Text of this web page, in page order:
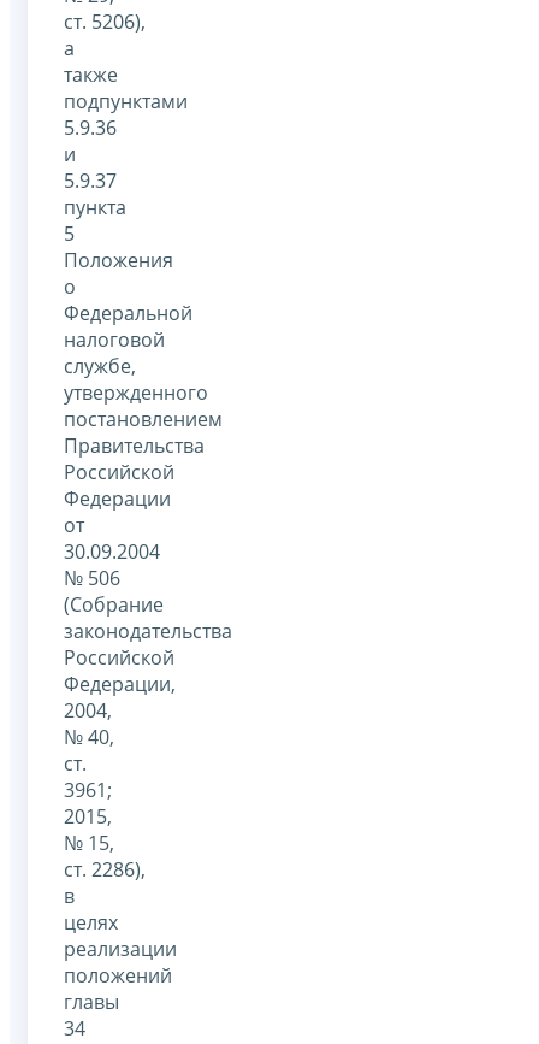
ст. 5206),
а
также
подпунктами
5.9.36
и
5.9.37
пункта
5
Положения
о
Федеральной
налоговой
службе,
утвержденного
постановлением
Правительства
Российской
Федерации
от
30.09.2004
№ 506
(Собрание
законодательства
Российской
Федерации,
2004,
№ 40,
ст.
3961;
2015,
№ 15,
ст. 2286),
в
целях
реализации
положений
главы
34